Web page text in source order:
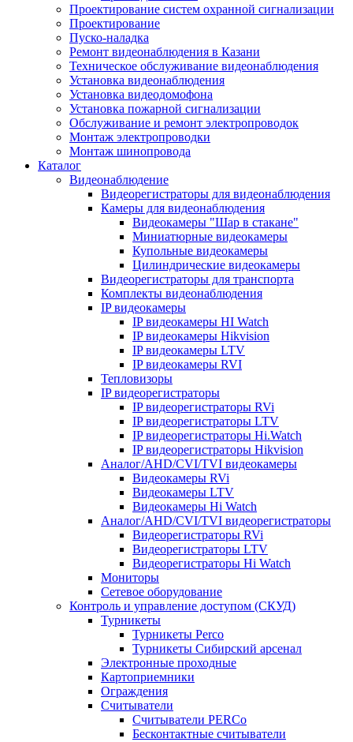
Проектирование систем охранной сигнализации
Проектирование
Пуско-наладка
Ремонт видеонаблюдения в Казани
Техническое обслуживание видеонаблюдения
Установка видеонаблюдения
Установка видеодомофона
Установка пожарной сигнализации
Обслуживание и ремонт электропроводок
Монтаж электропроводки
Монтаж шинопровода
Каталог
Видеонаблюдение
Видеорегистраторы для видеонаблюдения
Камеры для видеонаблюдения
Видеокамеры "Шар в стакане"
Миниатюрные видеокамеры
Купольные видеокамеры
Цилиндрические видеокамеры
Видеорегистраторы для транспорта
Комплекты видеонаблюдения
IP видеокамеры
IP видеокамеры HI Watch
IP видеокамеры Hikvision
IP видеокамеры LTV
IP видеокамеры RVI
Тепловизоры
IP видеорегистраторы
IP видеорегистраторы RVi
IP видеорегистраторы LTV
IP видеорегистраторы Hi.Watch
IP видеорегистраторы Hikvision
Аналог/AHD/CVI/TVI видеокамеры
Видеокамеры RVi
Видеокамеры LTV
Видеокамеры Hi Watch
Аналог/AHD/CVI/TVI видеорегистраторы
Видеорегистраторы RVi
Видеорегистраторы LTV
Видеорегистраторы Hi Watch
Мониторы
Сетевое оборудование
Контроль и управление доступом (СКУД)
Турникеты
Турникеты Perco
Турникеты Сибирский арсенал
Электронные проходные
Картоприемники
Ограждения
Считыватели
Считыватели PERCo
Бесконтактные считыватели